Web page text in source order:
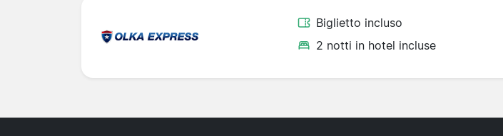
Biglietto incluso
2 notti in hotel incluse